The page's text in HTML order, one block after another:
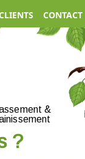
CONTACT
&
?